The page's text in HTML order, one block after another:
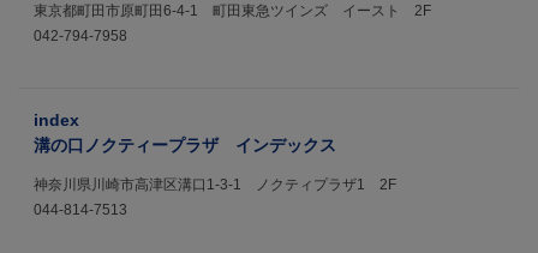
東京都町田市原町田6-4-1 町田東急ツインズ イースト 2F
042-794-7958
index
溝の口ノクティープラザ インデックス
神奈川県川崎市高津区溝口1-3-1 ノクティプラザ1 2F
044-814-7513